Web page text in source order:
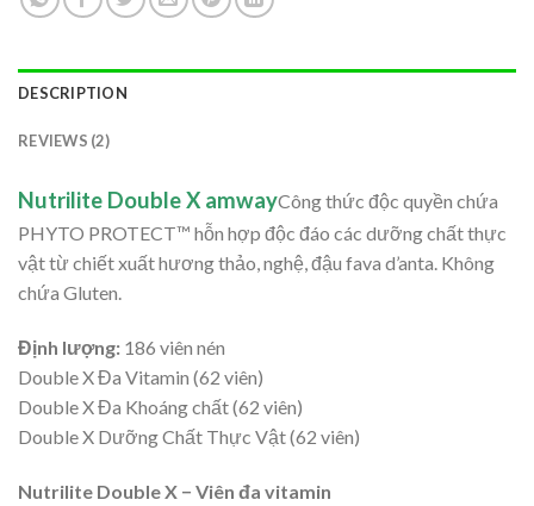
DESCRIPTION
REVIEWS (2)
Nutrilite Double X amwayCông thức độc quyền chứa
PHYTO PROTECT™ hỗn hợp độc đáo các dưỡng chất thực
vật từ chiết xuất hương thảo, nghệ, đậu fava d’anta. Không
chứa Gluten.
Định lượng: 186 viên nén
Double X Đa Vitamin (62 viên)
Double X Đa Khoáng chất (62 viên)
Double X Dưỡng Chất Thực Vật (62 viên)
Nutrilite Double X − Viên đa vitamin